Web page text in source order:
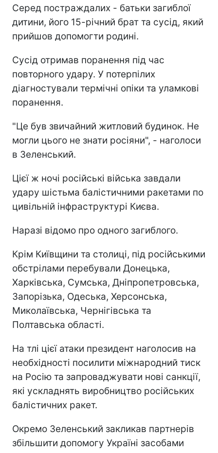
Серед постраждалих - батьки загиблої
дитини, його 15-річний брат та сусід, який
прийшов допомогти родині.
Сусід отримав поранення під час
повторного удару. У потерпілих
діагностували термічні опіки та уламкові
поранення.
"Це був звичайний житловий будинок. Не
могли цього не знати росіяни", - наголоси
в Зеленський.
Цієї ж ночі російські війська завдали
удару шістьма балістичними ракетами по
цивільній інфраструктурі Києва.
Наразі відомо про одного загиблого.
Крім Київщини та столиці, під російськими
обстрілами перебували Донецька,
Харківська, Сумська, Дніпропетровська,
Запорізька, Одеська, Херсонська,
Миколаївська, Чернігівська та
Полтавська області.
На тлі цієї атаки президент наголосив на
необхідності посилити міжнародний тиск
на Росію та запроваджувати нові санкції,
які ускладнять виробництво російських
балістичних ракет.
Окремо Зеленський закликав партнерів
збільшити допомогу Україні засобами